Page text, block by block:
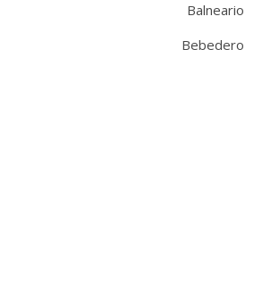
Balneario
Bebedero